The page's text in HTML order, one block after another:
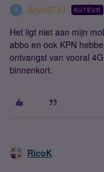
A Arjen0741 AUTEUR
Het ligt niet aan mijn
abbo en ook KPN
ontvangst van vooral
binnenkort.
RicoK